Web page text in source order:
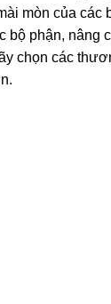
mòn của các
bộ phận, nâng
chọn các